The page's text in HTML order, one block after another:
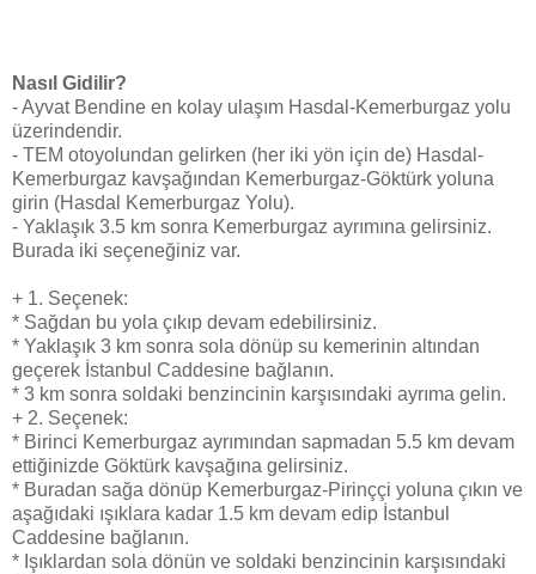
Nasıl Gidilir?
- Ayvat Bendine en kolay ulaşım Hasdal-Kemerburgaz yolu
üzerindendir.
- TEM otoyolundan gelirken (her iki yön için de) Hasdal-
Kemerburgaz kavşağından Kemerburgaz-Göktürk yoluna
girin (Hasdal Kemerburgaz Yolu).
- Yaklaşık 3.5 km sonra Kemerburgaz ayrımına gelirsiniz.
Burada iki seçeneğiniz var.
+ 1. Seçenek:
* Sağdan bu yola çıkıp devam edebilirsiniz.
* Yaklaşık 3 km sonra sola dönüp su kemerinin altından
geçerek İstanbul Caddesine bağlanın.
* 3 km sonra soldaki benzincinin karşısındaki ayrıma gelin.
+ 2. Seçenek:
* Birinci Kemerburgaz ayrımından sapmadan 5.5 km devam
ettiğinizde Göktürk kavşağına gelirsiniz.
* Buradan sağa dönüp Kemerburgaz-Pirinççi yoluna çıkın ve
aşağıdaki ışıklara kadar 1.5 km devam edip İstanbul
Caddesine bağlanın.
* Işıklardan sola dönün ve soldaki benzincinin karşısındaki